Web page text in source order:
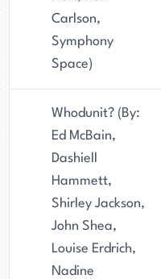
Carlson,
Symphony
Space)
Whodunit? (By:
Ed McBain,
Dashiell
Hammett,
Shirley Jackson,
John Shea,
Louise Erdrich,
Nadine